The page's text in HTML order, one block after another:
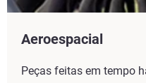
Aeroespacial
Peças feitas em tempo